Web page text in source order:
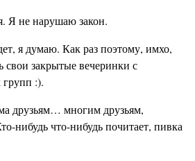
Я не нарушаю закон.
я думаю. Как раз поэтому, имхо,
свои закрытые вечеринки с
:).
друзьям… многим друзьям,
нибудь что-нибудь почитает, пивка